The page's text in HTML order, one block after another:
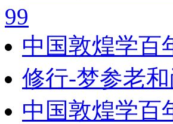
99
中国敦煌学百
修行-梦参老
中国敦煌学百